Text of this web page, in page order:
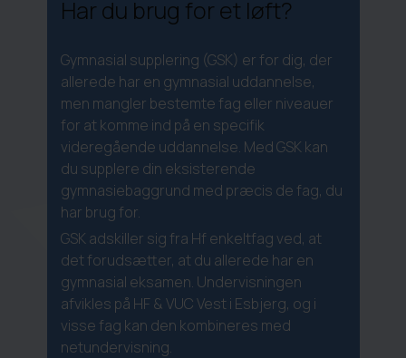
Har du brug for et løft?
Gymnasial supplering (GSK) er for dig, der
allerede har en gymnasial uddannelse,
men mangler bestemte fag eller niveauer
for at komme ind på en specifik
videregående uddannelse. Med GSK kan
du supplere din eksisterende
gymnasiebaggrund med præcis de fag, du
har brug for.
GSK adskiller sig fra Hf enkeltfag ved, at
det forudsætter, at du allerede har en
gymnasial eksamen. Undervisningen
afvikles på HF & VUC Vest i Esbjerg, og i
visse fag kan den kombineres med
netundervisning.